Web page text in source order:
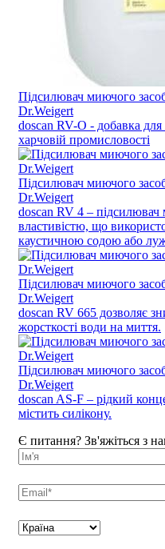
Підсилювач миючого
Dr.Weigert
doscan RV-O - добавка
харчовій промисловості
Підсилювач миючого
Dr.Weigert
doscan RV 4 –
властивістю, що
каустичною содою або
Підсилювач миючого
Dr.Weigert
doscan RV 665 дозволяє
жорсткості води на миття.
Підсилювач миючого
Dr.Weigert
doscan AS-F – рідкий
містить силікону.
Є питання? Зв'яжіться з